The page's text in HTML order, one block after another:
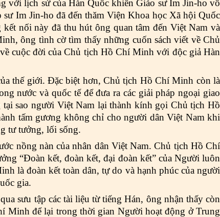
với lịch sử của Hàn Quốc khiến Giáo sư Im Jin-ho vô
Im Jin-ho đã đến thăm Viện Khoa học Xã hội Quốc
nối này đã thu hút ông quan tâm đến Việt Nam và
ông tình cờ tìm thấy những cuốn sách viết về Chủ
cuộc đời của Chủ tịch Hồ Chí Minh với độc giả Hàn
thế giới. Đặc biệt hơn, Chủ tịch Hồ Chí Minh còn là
nước và quốc tế để đưa ra các giải pháp ngoại giao
sao người Việt Nam lại thành kính gọi Chủ tịch Hồ
tấm gương không chỉ cho người dân Việt Nam khi
tư tưởng, lối sống.
nồng nàn của nhân dân Việt Nam. Chủ tịch Hồ Chí
“Đoàn kết, đoàn kết, đại đoàn kết” của Người luôn
là đoàn kết toàn dân, tự do và hạnh phúc của người
gia.
sưu tập các tài liệu từ tiếng Hán, ông nhận thấy còn
Minh để lại trong thời gian Người hoạt động ở Trung